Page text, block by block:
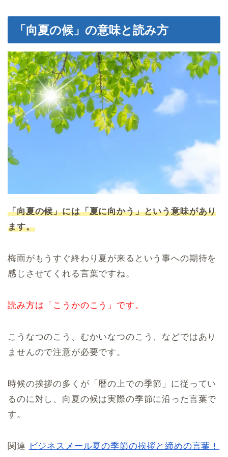
「向夏の候」の意味と読み方
「向夏の候」には「夏に向かう」という意味があり
ます。
梅雨がもうすぐ終わり夏が来るという事への期待を
感じさせてくれる言葉ですね。
読み方は「こうかのこう」です。
こうなつのこう、むかいなつのこう、などではあり
ませんので注意が必要です。
時候の挨拶の多くが「暦の上での季節」に従ってい
るのに対し、向夏の候は実際の季節に沿った言葉で
す。
関連 ビジネスメール夏の季節の挨拶と締めの言葉！